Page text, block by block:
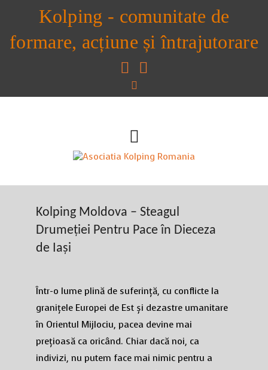
Kolping - comunitate de
formare, acțiune și întrajutorare
Kolping Moldova – Steagul
Drumeției Pentru Pace în Dieceza
de Iași
Într-o lume plină de suferință, cu conflicte la
granițele Europei de Est și dezastre umanitare
în Orientul Mijlociu, pacea devine mai
prețioasă ca oricând. Chiar dacă noi, ca
indivizi, nu putem face mai nimic pentru a